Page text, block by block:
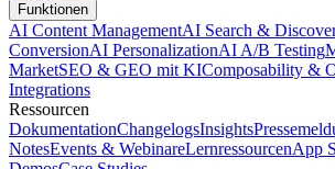
Funktionen
AI Content ManagementAI Search &
ConversionAI PersonalizationAI A/B Testing
MarketSEO & GEO mit KIComposability &
Integrations
Ressourcen
DokumentationChangelogsInsights
NotesEvents & WebinareLernressourcenApp